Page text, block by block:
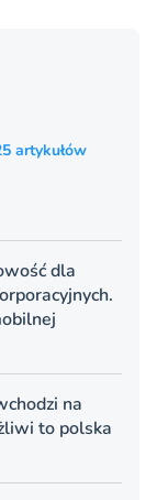
artykułów
dla
na
to polska